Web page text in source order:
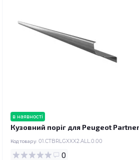
в наявності
Кузовний поріг для Peugeot
Код товару: 01.CTBRLGXXX2.ALL.0.00
0